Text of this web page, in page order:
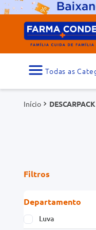
DESCARPACK
Filtros
Departamento
Luva